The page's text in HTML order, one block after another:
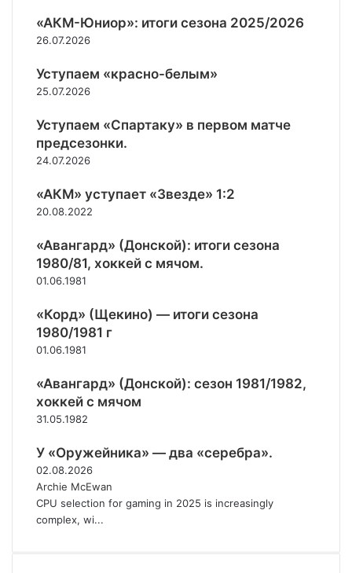
р
.
я
»
0
г
р
«
а
а
д
м
и
к
»
з
у
т
д
а
«
з
л
о
т
»
у
р
и
р
х
Ф
Х
,
2
-
2
8
с
н
т
я
р
я
.
а
в
е
М
с
к
ы
»
!
«АКМ-Юниор»: итоги сезона 2025/2026
26.07.2026
Уступаем «красно-белым»
25.07.2026
Уступаем «Спартаку» в первом матче
предсезонки.
24.07.2026
«АКМ» уступает «Звезде» 1:2
20.08.2022
«Авангард» (Донской): итоги сезона
1980/81, хоккей с мячом.
01.06.1981
«Корд» (Щекино) — итоги сезона
1980/1981 г
01.06.1981
«Авангард» (Донской): сезон 1981/1982,
хоккей с мячом
31.05.1982
У «Оружейника» — два «серебра».
02.08.2026
Archie McEwan
CPU selection for gaming in 2025 is increasingly
complex, wi...